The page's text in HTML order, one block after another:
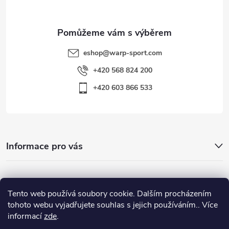
Tento web používá soubory cookie. Dalším procházením
tohoto webu vyjadřujete souhlas s jejich používáním.. Více
informacízde.
eshop@warp-sport.com
+420 568 824 200
+420 603 866 533
Informace pro vás
Nejhledanější